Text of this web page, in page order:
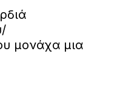
μονάχα μια